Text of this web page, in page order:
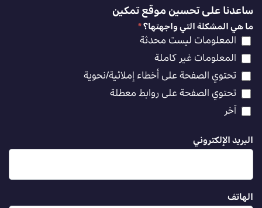
ساعدنا على تحسين موقع تمكين
ما هي المشكلة التي واجهتها؟*
المعلومات ليست محدثة
المعلومات غير كاملة
تحتوي الصفحة على أخطاء إملائية/نحوية
تحتوي الصفحة على روابط معطلة
آخر
البريد الإلكتروني
الهاتف